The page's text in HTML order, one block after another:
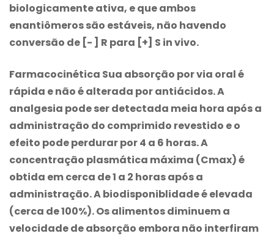
biologicamente ativa, e que ambos
enantiômeros são estáveis, não havendo
conversão de [- ] R para [+] S in vivo.
Farmacocinética Sua absorção por via oral é
rápida e não é alterada por antiácidos. A
analgesia pode ser detectada meia hora após a
administração do comprimido revestido e o
efeito pode perdurar por 4 a 6 horas. A
concentração plasmática máxima (Cmax) é
obtida em cerca de 1 a 2 horas após a
administração. A biodisponiblidade é elevada
(cerca de 100%). Os alimentos diminuem a
velocidade de absorção embora não interfiram